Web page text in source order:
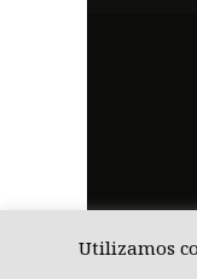
Utilizamos